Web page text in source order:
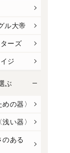
ル大帝
ーズ
ジ
ぶ
の器〉
い器〉
のある